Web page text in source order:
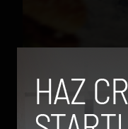
by Luis C. C. Rodríguez